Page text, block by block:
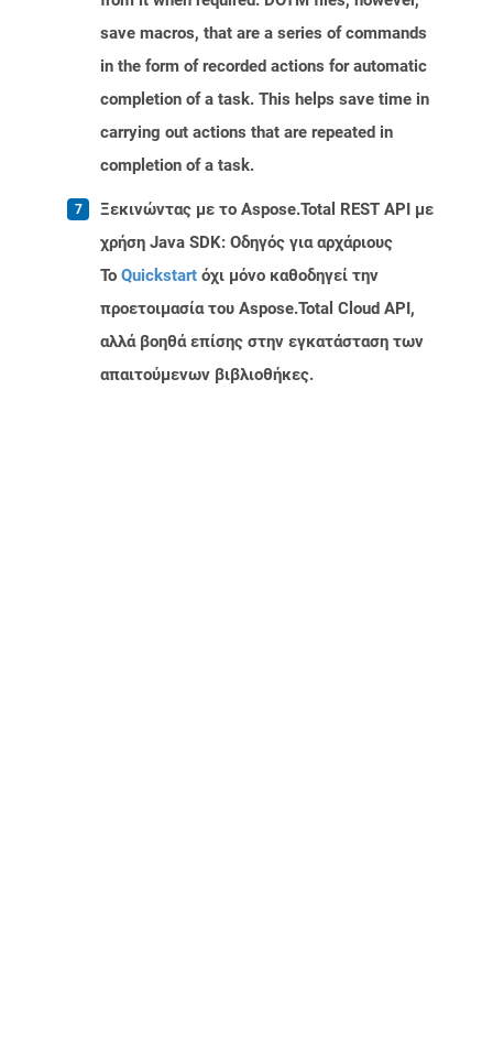
save macros, that are a series of commands
in the form of recorded actions for automatic
completion of a task. This helps save time in
carrying out actions that are repeated in
completion of a task.
Ξεκινώντας με το Aspose.Total REST API με
χρήση Java SDK: Οδηγός για αρχάριους
Το Quickstart όχι μόνο καθοδηγεί την
προετοιμασία του Aspose.Total Cloud API,
αλλά βοηθά επίσης στην εγκατάσταση των
απαιτούμενων βιβλιοθήκες.